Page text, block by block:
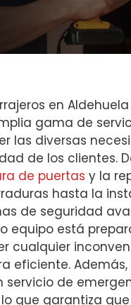
en
gama de
las diversas
de los clientes.
de puertas y la
hasta la
de seguridad
equipo está
cualquier
eficiente.
servicio de
lo que garantiza